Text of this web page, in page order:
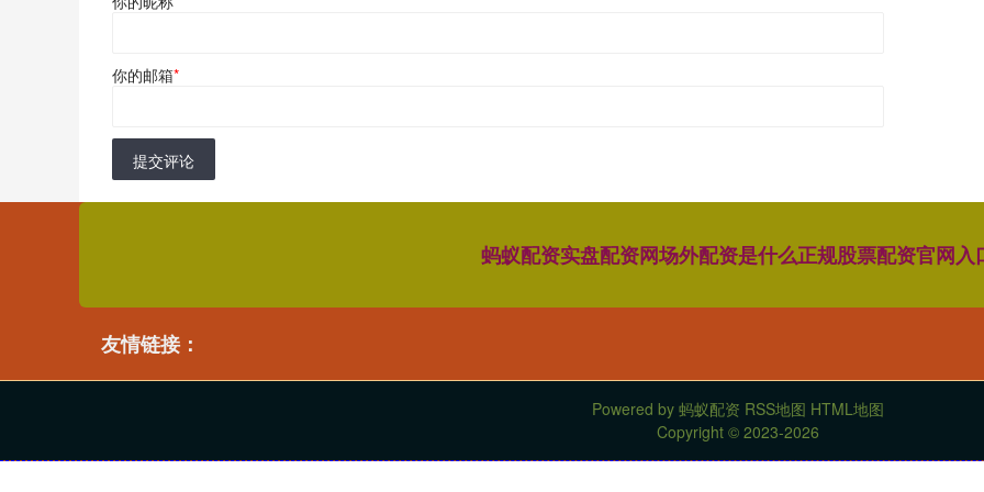
你的邮箱*
提交评论
蚂蚁配资实盘配资网场外配资是什么正规股票配资官网入
友情链接：
Powered by 蚂蚁配资 RSS地图 HTML地图
Copyright © 2023-2026